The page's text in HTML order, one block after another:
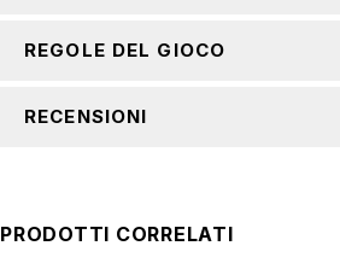
REGOLE DEL GIOCO
RECENSIONI
PRODOTTI CORRELATI